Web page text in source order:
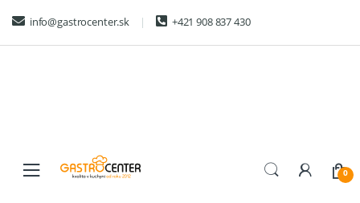
navigation
content
info@gastrocenter.sk +421 908 837 430
0